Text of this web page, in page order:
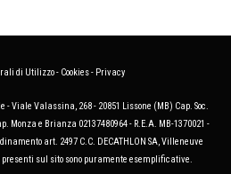
di Utilizzo- Cookies- Privacy
- Viale Valassina, 268 - 20851 Lissone (MB) Cap. Soc.
Monza e Brianza 02137480964 - R.E.A. MB-1370021 -
art. 2497 C.C. DECATHLON SA, Villeneuve
presenti sul sito sono puramente esemplificative.